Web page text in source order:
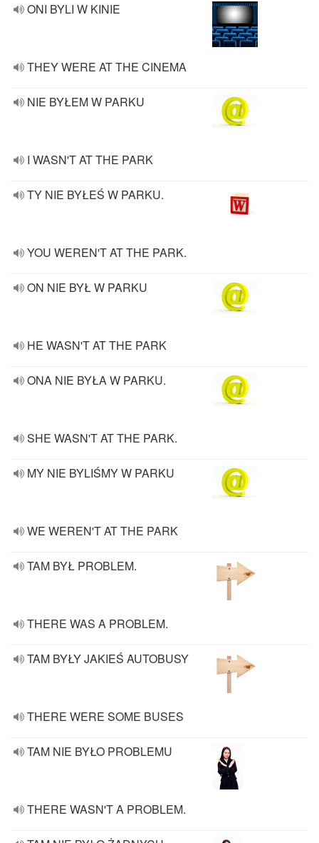
ONI BYLI W KINIE
THEY WERE AT THE CINEMA
NIE BYŁEM W PARKU
I WASN'T AT THE PARK
TY NIE BYŁEŚ W PARKU.
YOU WEREN'T AT THE PARK.
ON NIE BYŁ W PARKU
HE WASN'T AT THE PARK
ONA NIE BYŁA W PARKU.
SHE WASN'T AT THE PARK.
MY NIE BYLIŚMY W PARKU
WE WEREN'T AT THE PARK
TAM BYŁ PROBLEM.
THERE WAS A PROBLEM.
TAM BYŁY JAKIEŚ AUTOBUSY
THERE WERE SOME BUSES
TAM NIE BYŁO PROBLEMU
THERE WASN'T A PROBLEM.